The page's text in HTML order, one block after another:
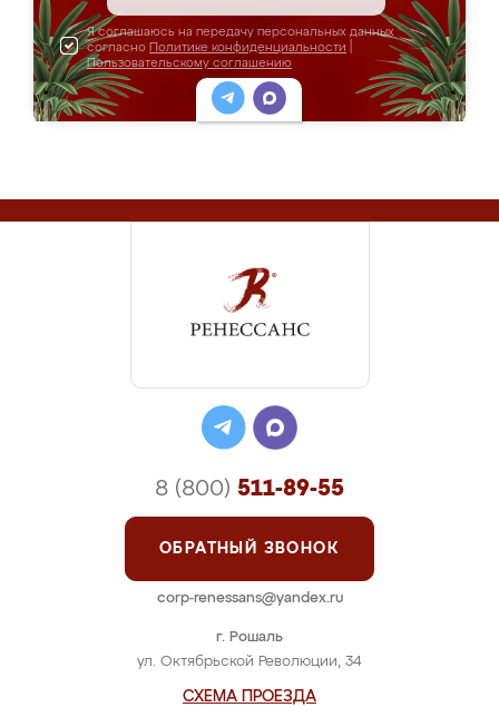
Я соглашаюсь на передачу персональных данных
согласно Политике конфиденциальности
Пользовательскому соглашению
г. Рошаль
ул. Октябрьской Революции, 34
СХЕМА ПРОЕЗДА
8 (800) 511-89-55
ОБРАТНЫЙ ЗВОНОК
corp-renessans@yandex.ru